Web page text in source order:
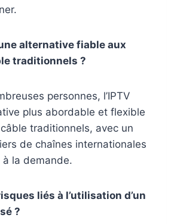
alternative fiable aux
traditionnels ?
personnes, l’IPTV
plus abordable et flexible
traditionnels, avec un
de chaînes internationales
la demande.
liés à l’utilisation d’un
?